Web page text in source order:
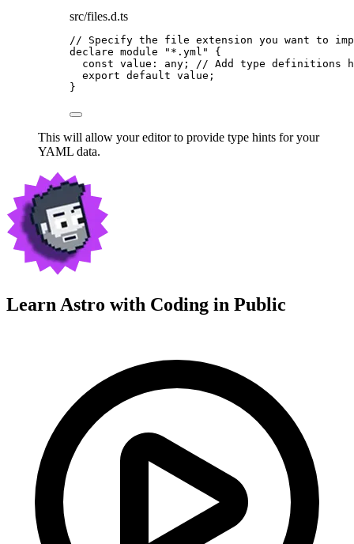
src/files.d.ts
// Specify the file extension you want to
declare module " *.yml "
{
const value : any ; // Add type definitions
export default value;
}
This will allow your editor to provide type hints for your
YAML data.
Learn Astro with Coding in Public